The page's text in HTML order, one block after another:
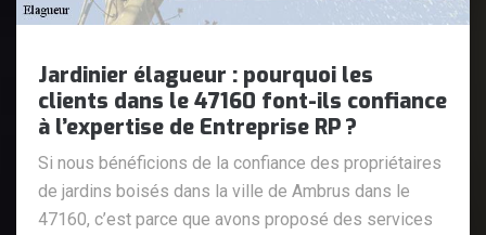
Jardinier élagueur : pourquoi les
clients dans le 47160 font-ils confiance
à l’expertise de Entreprise RP ?
Si nous bénéficions de la confiance des propriétaires
de jardins boisés dans la ville de Ambrus dans le
47160, c’est parce que avons proposé des services